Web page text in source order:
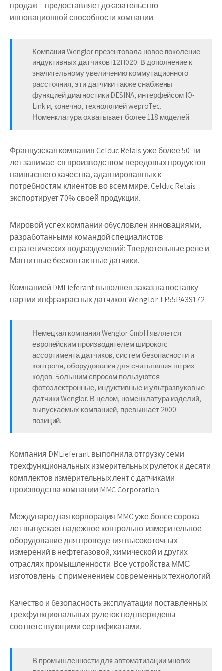
продаж – предоставляет доказательство
инновационной способности компании.
Компания Wenglor презентовала новое поколение
индуктивных датчиков I12H020. В дополнение к
значительному увеличению коммутационного
расстояния, эти датчики также снабжены
функцией диагностики DESINA, интерфейсом IO-
Link и, конечно, технологией weproTec.
Номенклатура охватывает более 118 моделей.
Французская компания Celduc Relais уже более 50-ти
лет занимается производством передовых продуктов
наивысшего качества, адаптированных к
потребностям клиентов во всем мире. Celduc Relais
экспортирует 70% своей продукции.
Мировой успех компании обусловлен инновациями,
разработанными командой специалистов
стратегических подразделений: Твердотельные реле и
Магнитные бесконтактные датчики.
Компанией DMLieferant выполнен заказ на поставку
партии инфракрасных датчиков Wenglor TF55PA3S172.
Немецкая компания Wenglor GmbH является
европейским производителем широкого
ассортимента датчиков, систем безопасности и
контроля, оборудования для считывания штрих-
кодов. Большим спросом пользуются
фотоэлектронные, индуктивные и ультразвуковые
датчики Wenglor. В целом, номенклатура изделий,
выпускаемых компанией, превышает 2000
позиций.
Компания DMLieferant выполнила отгрузку семи
трехфункциональных измерительных рулеток и десяти
комплектов измерительных лент с датчиками
производства компании MMC Corporation.
Международная корпорация MMC уже более сорока
лет выпускает надежное контрольно-измерительное
оборудование для проведения высокоточных
измерений в нефтегазовой, химической и других
отраслях промышленности. Все устройства ММС
изготовлены с применением современных технологий.
Качество и безопасность эксплуатации поставленных
трехфункциональных рулеток подтверждены
соответствующими сертификатами.
В промышленности для автоматизации многих